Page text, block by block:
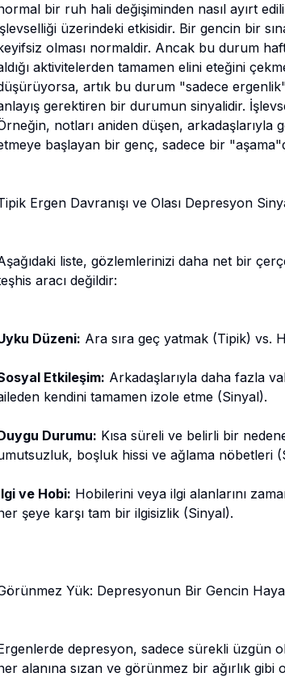
bir ruh hali değişiminden nasıl ayırt
üzerindeki etkisidir. Bir gencin bir
olması normaldir. Ancak bu durum
aktivitelerden tamamen elini eteğini
artık bu durum "sadece
gerektiren bir durumun sinyalidir.
notları aniden düşen, arkadaşlarıyla
başlayan bir genç, sadece bir
Ergen Davranışı ve Olası Depresyon
liste, gözlemlerinizi daha net bir
aracı değildir:
Düzeni: Ara sıra geç yatmak (Tipik) vs.
Etkileşim: Arkadaşlarıyla daha fazla
kendini tamamen izole etme (Sinyal).
Durumu: Kısa süreli ve belirli bir
boşluk hissi ve ağlama nöbetleri
ve Hobi: Hobilerini veya ilgi alanlarını
şeye karşı tam bir ilgisizlik (Sinyal).
Yük: Depresyonun Bir Gencin
depresyon, sadece sürekli üzgün
alanına sızan ve görünmez bir ağırlık